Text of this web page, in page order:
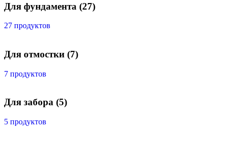
Для фундамента (27)
27 продуктов
Для отмостки (7)
7 продуктов
Для забора (5)
5 продуктов